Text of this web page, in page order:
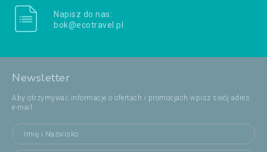
Napisz do nas:
bok@ecotravel.pl
Newsletter
Aby otrzymywać informacje o ofertach i promocjach wpisz swój adres
e-mail: